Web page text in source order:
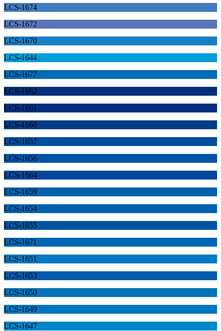
LCS-1674
LCS-1672
LCS-1670
LCS-1644
LCS-1677
LCS-1662
LCS-1661
LCS-1660
LCS-1657
LCS-1656
LCS-1664
LCS-1659
LCS-1654
LCS-1655
LCS-1671
LCS-1651
LCS-1653
LCS-1650
LCS-1649
LCS-1647